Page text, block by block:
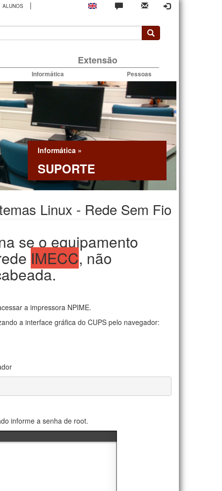
ALUNOS |
Extensão
Informática Pessoas
Informática »
SUPORTE
Linux - Rede Sem Fio
se o equipamento
IMECC, não
a impressora NPIME.
a interface gráfica do CUPS pelo navegador:
informe a senha de root.